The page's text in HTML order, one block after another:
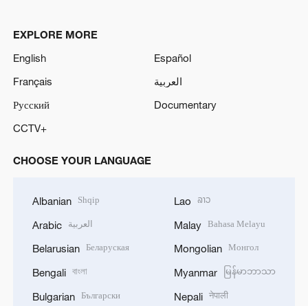
EXPLORE MORE
English
Español
Français
العربية
Русский
Documentary
CCTV+
CHOOSE YOUR LANGUAGE
Albanian Shqip
Arabic العربية
Belarusian Беларуская
Bengali বাংলা
Bulgarian Български
Lao ລາວ
Malay Bahasa Melayu
Mongolian Монгол
Myanmar မြန်မာဘာသာ
Nepali नेपाली